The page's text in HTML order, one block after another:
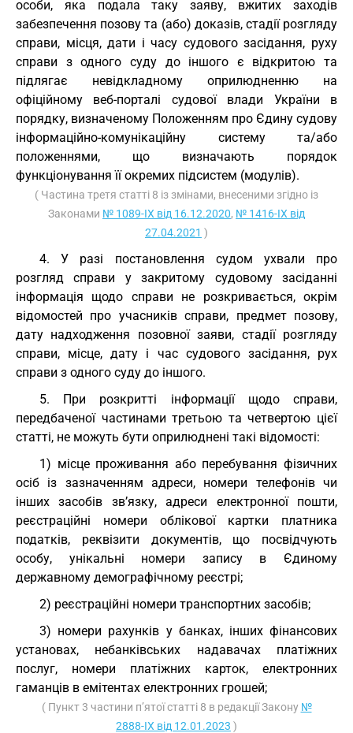
особи, яка подала таку заяву, вжитих заходів
забезпечення позову та (або) доказів, стадії розгляду
справи, місця, дати і часу судового засідання, руху
справи з одного суду до іншого є відкритою та
підлягає невідкладному оприлюдненню на
офіційному веб-порталі судової влади України в
порядку, визначеному Положенням про Єдину судову
інформаційно-комунікаційну систему та/або
положеннями, що визначають порядок
функціонування її окремих підсистем (модулів).
( Частина третя статті 8 із змінами, внесеними згідно із
Законами № 1089-IX від 16.12.2020, № 1416-IX від
27.04.2021 )
4. У разі постановлення судом ухвали про
розгляд справи у закритому судовому засіданні
інформація щодо справи не розкривається, окрім
відомостей про учасників справи, предмет позову,
дату надходження позовної заяви, стадії розгляду
справи, місце, дату і час судового засідання, рух
справи з одного суду до іншого.
5. При розкритті інформації щодо справи,
передбаченої частинами третьою та четвертою цієї
статті, не можуть бути оприлюднені такі відомості:
1) місце проживання або перебування фізичних
осіб із зазначенням адреси, номери телефонів чи
інших засобів зв’язку, адреси електронної пошти,
реєстраційні номери облікової картки платника
податків, реквізити документів, що посвідчують
особу, унікальні номери запису в Єдиному
державному демографічному реєстрі;
2) реєстраційні номери транспортних засобів;
3) номери рахунків у банках, інших фінансових
установах, небанківських надавачах платіжних
послуг, номери платіжних карток, електронних
гаманців в емітентах електронних грошей;
( Пункт 3 частини п’ятої статті 8 в редакції Закону №
2888-IX від 12.01.2023 )